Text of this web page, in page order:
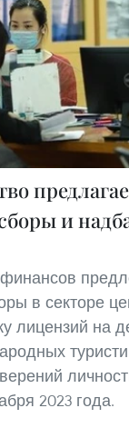
и
в секторе
лицензий на
2023 года.